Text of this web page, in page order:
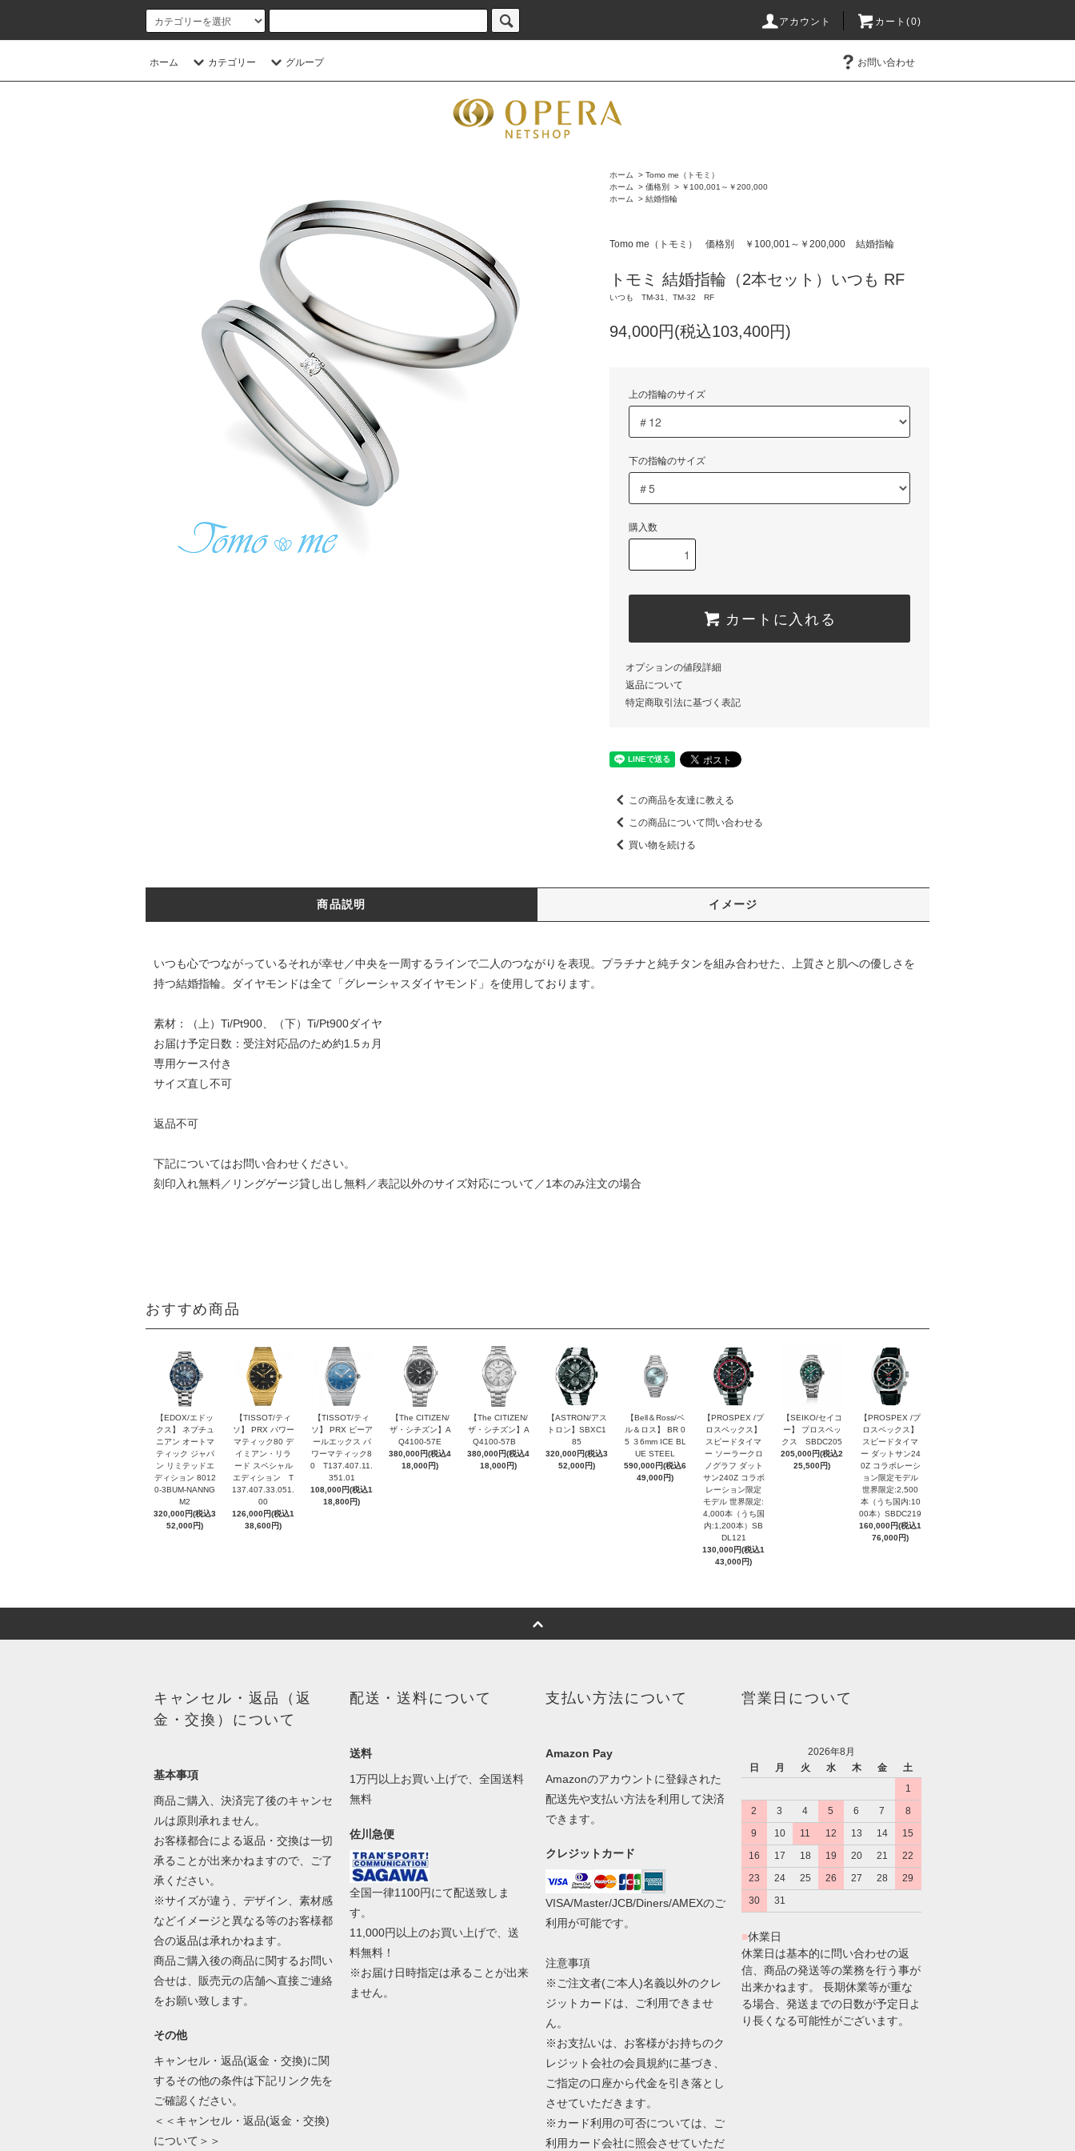
アカウント カート(0)
ホーム カテゴリー グループ お問い合わせ
ホーム > Tomo me（トモミ）
ホーム
> 価格別 > ￥100,001～￥200,000
ホーム
> 結婚指輪
Tomo me（トモミ） 価格別 ￥100,001～￥200,000 結婚指輪
トモミ 結婚指輪（2本セット）いつも RF
いつも TM-31、TM-32 RF
94,000円(税込103,400円)
上の指輪のサイズ
下の指輪のサイズ
購入数
カートに入れる
オプションの値段詳細
返品について
特定商取引法に基づく表記
この商品を友達に教える
この商品について問い合わせる
買い物を続ける
商品説明 イメージ
いつも心でつながっているそれが幸せ／中央を一周するラインで二人のつながりを表現。プラチナと純チタンを組み合わせた、上質さと肌への優しさを
持つ結婚指輪。ダイヤモンドは全て「グレーシャスダイヤモンド」を使用しております。
素材：（上）Ti/Pt900、（下）Ti/Pt900ダイヤ
お届け予定日数：受注対応品のため約1.5ヵ月
専用ケース付き
サイズ直し不可
返品不可
下記についてはお問い合わせください。
刻印入れ無料／リングゲージ貸し出し無料／表記以外のサイズ対応について／1本のみ注文の場合
おすすめ商品
【EDOX/エドッ
クス】 ネプチュ
ニアン オートマ
ティック ジャパ
ン リミテッドエ
ディション 8012
0-3BUM-NANNG
M2
320,000円(税込3
52,000円)
【TISSOT/ティ
ソ】 PRX パワー
マティック80 デ
イミアン・リラ
ード スペシャル
エディション T
137.407.33.051.
00
126,000円(税込1
38,600円)
【TISSOT/ティ
ソ】 PRX ピーア
ールエックス パ
ワーマティック8
0 T137.407.11.
351.01
108,000円(税込1
18,800円)
【The CITIZEN/
ザ・シチズン】A
Q4100-57E
380,000円(税込4
18,000円)
【The CITIZEN/
ザ・シチズン】A
Q4100-57B
380,000円(税込4
18,000円)
【ASTRON/アス
トロン】SBXC1
85
320,000円(税込3
52,000円)
【Bell＆Ross/ベ
ル＆ロス】 BR 0
5 ３6mm ICE BL
UE STEEL
590,000円(税込6
49,000円)
【PROSPEX /プ
ロスペックス】
スピードタイマ
ー ソーラークロ
ノグラフ ダット
サン240Z コラボ
レーション限定
モデル 世界限定:
4,000本（うち国
内:1,200本）SB
DL121
130,000円(税込1
43,000円)
【SEIKO/セイコ
ー】 プロスペッ
クス SBDC205
205,000円(税込2
25,500円)
【PROSPEX /プ
ロスペックス】
スピードタイマ
ー ダットサン24
0Z コラボレーシ
ョン限定モデル
世界限定:2,500
本（うち国内:10
00本）SBDC219
160,000円(税込1
76,000円)
キャンセル・返品（返
金・交換）について
基本事項
商品ご購入、決済完了後のキャンセ
ルは原則承れません。
お客様都合による返品・交換は一切
承ることが出来かねますので、ご了
承ください。
※サイズが違う、デザイン、素材感
などイメージと異なる等のお客様都
合の返品は承れかねます。
商品ご購入後の商品に関するお問い
合せは、販売元の店舗へ直接ご連絡
をお願い致します。
その他
キャンセル・返品(返金・交換)に関
するその他の条件は下記リンク先を
ご確認ください。
＜＜キャンセル・返品(返金・交換)
について＞＞
配送・送料について
送料
1万円以上お買い上げで、全国送料
無料
佐川急便
全国一律1100円にて配送致しま
す。
11,000円以上のお買い上げで、送
料無料！
※お届け日時指定は承ることが出来
ません。
支払い方法について
Amazon Pay
Amazonのアカウントに登録された
配送先や支払い方法を利用して決済
できます。
クレジットカード
VISA/Master/JCB/Diners/AMEXのご
利用が可能です。
注意事項
※ご注文者(ご本人)名義以外のクレ
ジットカードは、ご利用できませ
ん。
※お支払いは、お客様がお持ちのク
レジット会社の会員規約に基づき、
ご指定の口座から代金を引き落とし
させていただきます。
※カード利用の可否については、ご
利用カード会社に照会させていただ
営業日について
2026年8月
日
月 火 水 木 金
土
1
2
3 4 5 6 7
8
9
10 11 12 13 14
15
16
17 18 19 20 21
22
23
24 25 26 27 28
29
30
31
■休業日
休業日は基本的に問い合わせの返
信、商品の発送等の業務を行う事が
出来かねます。 長期休業等が重な
る場合、発送までの日数が予定日よ
り長くなる可能性がございます。